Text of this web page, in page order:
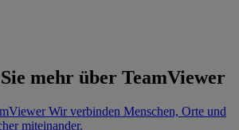
mehr über TeamViewer
Wir verbinden Menschen, Orte und
miteinander.